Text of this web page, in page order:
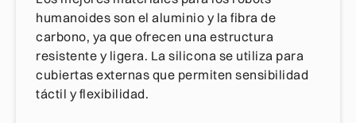
humanoides son el aluminio y la fibra de
carbono, ya que ofrecen una estructura
resistente y ligera. La silicona se utiliza para
cubiertas externas que permiten sensibilidad
táctil y flexibilidad.